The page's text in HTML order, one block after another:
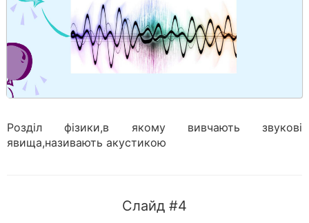
Розділ фізики,в якому вивчають звукові
явища,називають акустикою
Слайд #4